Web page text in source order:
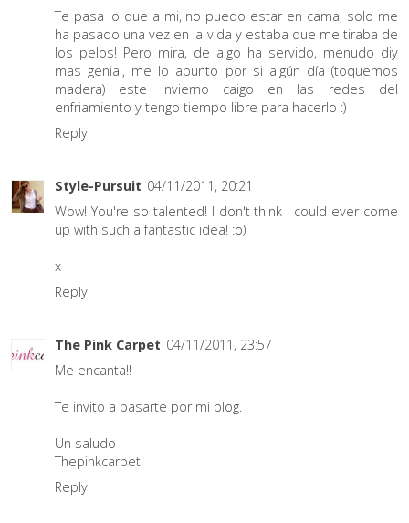
Te pasa lo que a mi, no puedo estar en cama, solo me
ha pasado una vez en la vida y estaba que me tiraba de
los pelos! Pero mira, de algo ha servido, menudo diy
mas genial, me lo apunto por si algún día (toquemos
madera) este invierno caigo en las redes del
enfriamiento y tengo tiempo libre para hacerlo :)
Reply
Style-Pursuit 04/11/2011, 20:21
Wow! You're so talented! I don't think I could ever come
up with such a fantastic idea! :o)
x
Reply
The Pink Carpet 04/11/2011, 23:57
Me encanta!!
Te invito a pasarte por mi blog.
Un saludo
Thepinkcarpet
Reply